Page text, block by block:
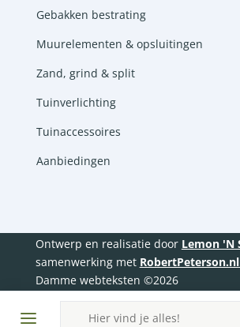
Producten
zoeken
Gebakken bestrating
Muurelementen & opsluitingen
Zand, grind & split
Tuinverlichting
Tuinaccessoires
Aanbiedingen
Ontwerp en realisatie door Lemon 'N
samenwerking met RobertPeterson.nl
Damme webteksten ©2026